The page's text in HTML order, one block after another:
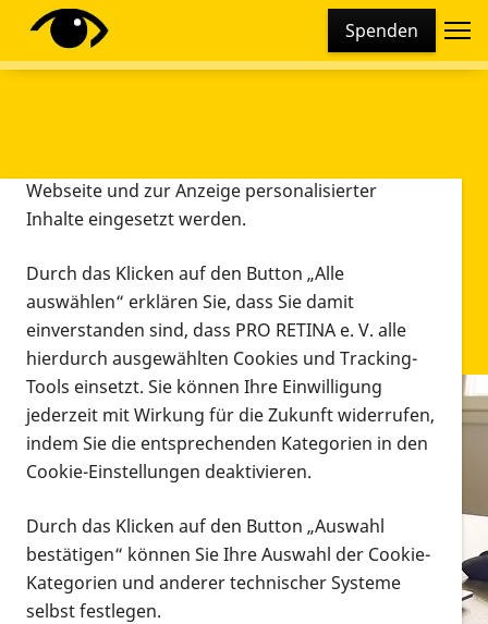
Spenden
Infomaterial
Infomaterial
Vorlesen
Alle Infomaterialien in verschiedenen
Formaten an einem Ort
Diese Webseite setzt verschiedene Cookies und
Tracking-Tools ein. Dies beinhaltet Cookies und
Webseite und zur Anzeige personalisierter
Inhalte eingesetzt werden.
Durch das Klicken auf den Button „Alle
auswählen“ erklären Sie, dass Sie damit
einverstanden sind, dass PRO RETINA e. V. alle
hierdurch ausgewählten Cookies und Tracking-
Tools einsetzt. Sie können Ihre Einwilligung
jederzeit mit Wirkung für die Zukunft widerrufen,
indem Sie die entsprechenden Kategorien in den
Cookie-Einstellungen deaktivieren.
Durch das Klicken auf den Button „Auswahl
bestätigen“ können Sie Ihre Auswahl der Cookie-
Kategorien und anderer technischer Systeme
selbst festlegen.